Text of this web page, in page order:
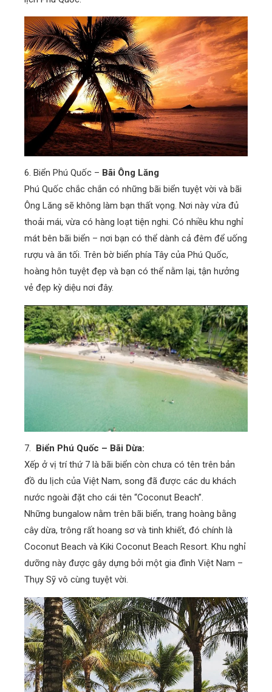
6. Biển Phú Quốc – Bãi Ông Lăng
Phú Quốc chắc chắn có những bãi biển tuyệt vời và bãi
Ông Lăng sẽ không làm bạn thất vọng. Nơi này vừa đủ
thoải mái, vừa có hàng loạt tiện nghi. Có nhiều khu nghỉ
mát bên bãi biển – nơi bạn có thể dành cả đêm để uống
rượu và ăn tối. Trên bờ biển phía Tây của Phú Quốc,
hoàng hôn tuyệt đẹp và bạn có thể nằm lại, tận hưởng
vẻ đẹp kỳ diệu nơi đây.
7.
Biển Phú Quốc – Bãi Dừa:
Xếp ở vị trí thứ 7 là bãi biển còn chưa có tên trên bản
đồ du lịch của Việt Nam, song đã được các du khách
nước ngoài đặt cho cái tên “Coconut Beach”.
Những bungalow nằm trên bãi biển, trang hoàng bằng
cây dừa, trông rất hoang sơ và tinh khiết, đó chính là
Coconut Beach và Kiki Coconut Beach Resort. Khu nghỉ
dưỡng này được gây dựng bởi một gia đình Việt Nam –
Thụy Sỹ vô cùng tuyệt vời.